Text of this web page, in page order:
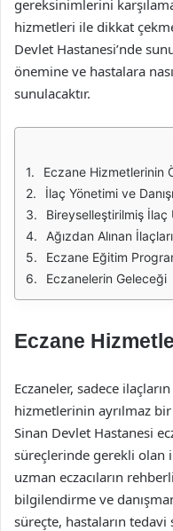
gereksinimlerini
hizmetleri ile dikkat
Devlet Hastanesi’nde
önemine ve hastalara
sunulacaktır.
Eczane Hizmetlerinin
İlaç Yönetimi ve
Bireyselleştirilmiş İlaç
Ağızdan Alınan
Eczane Eğitim
Eczanelerin Geleceği
Eczane
Eczaneler, sadece
hizmetlerinin ayrılmaz
Sinan Devlet Hastanesi
süreçlerinde gerekli olan
uzman eczacıların
bilgilendirme ve
süreçte, hastaların tedavi